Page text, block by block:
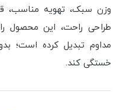
وزن سبک، تهویه مناسب،
طراحی راحت، این محصول
مداوم تبدیل کرده است؛
خستگی کند.